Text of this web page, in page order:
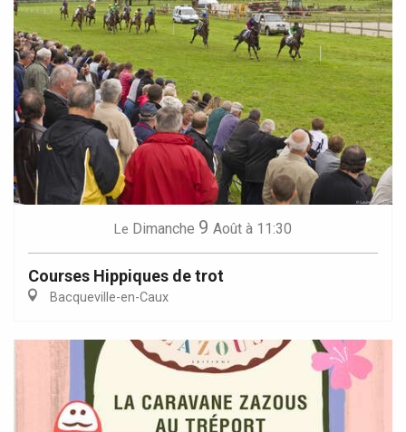
Le Dimanche 9 Août à 11:30
Courses Hippiques de trot
Bacqueville-en-Caux